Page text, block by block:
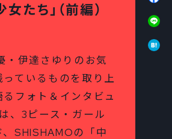
たち」（前編）
・伊達さゆりのお気
ているものを取り上
フォト＆インタビュ
、3ピース・ガール
SHISHAMOの「中